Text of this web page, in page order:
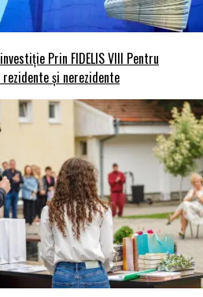
Prin FIDELIS VIII Pentru
și nerezidente